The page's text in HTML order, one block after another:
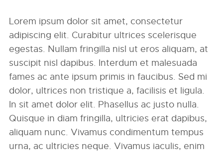
Lorem ipsum dolor sit amet, consectetur
adipiscing elit. Curabitur ultrices scelerisque
egestas. Nullam fringilla nisl ut eros aliquam, at
suscipit nisl dapibus. Interdum et malesuada
fames ac ante ipsum primis in faucibus. Sed mi
dolor, ultrices non tristique a, facilisis et ligula.
In sit amet dolor elit. Phasellus ac justo nulla.
Quisque in diam fringilla, ultricies erat dapibus,
aliquam nunc. Vivamus condimentum tempus
urna, ac ultricies neque. Vivamus iaculis, enim